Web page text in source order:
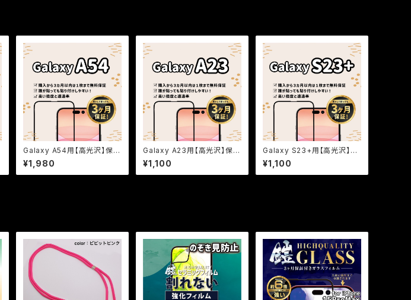
Galaxy A54用【高光沢】保証
付きガラスフィルム『鎧』全面フ
ルカバー
¥1,980
Galaxy A23用【高光沢】保証
付きガラスフィルム『鎧』全面フ
ルカバー
¥1,100
Galaxy S23+用【高光沢】保
証付きガラスフィルム『鎧』全
面フルカバー
¥1,100